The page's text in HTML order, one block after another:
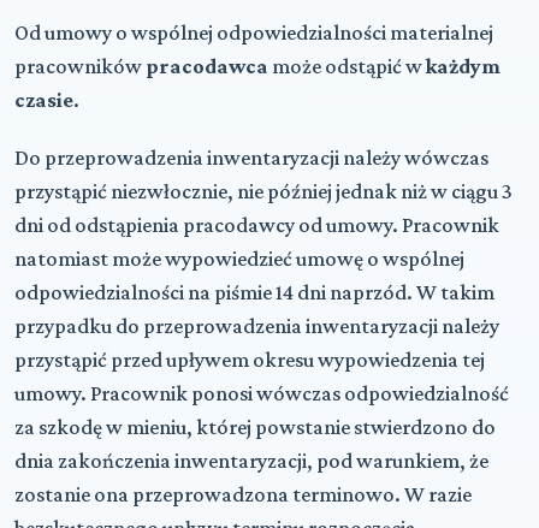
Od umowy o wspólnej odpowiedzialności materialnej
pracowników pracodawca może odstąpić wkażdym
czasie.
Do przeprowadzenia inwentaryzacji należy wówczas
przystąpić niezwłocznie, nie później jednak niż w ciągu 3
dni od odstąpienia pracodawcy od umowy. Pracownik
natomiast może wypowiedzieć umowę o wspólnej
odpowiedzialności na piśmie 14 dni naprzód. W takim
przypadku do przeprowadzenia inwentaryzacji należy
przystąpić przed upływem okresu wypowiedzenia tej
umowy. Pracownik ponosi wówczas odpowiedzialność
za szkodę w mieniu, której powstanie stwierdzono do
dnia zakończenia inwentaryzacji, pod warunkiem, że
zostanie ona przeprowadzona terminowo. W razie